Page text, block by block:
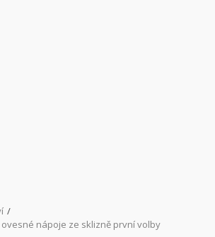
nápoje ze sklizně první volby